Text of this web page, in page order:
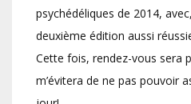
psychédéliques de 2014,
deuxième édition aussi
Cette fois, rendez-vous sera
m’évitera de ne pas pouvoir